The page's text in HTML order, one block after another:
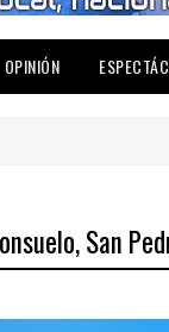
OPINIÓN
San